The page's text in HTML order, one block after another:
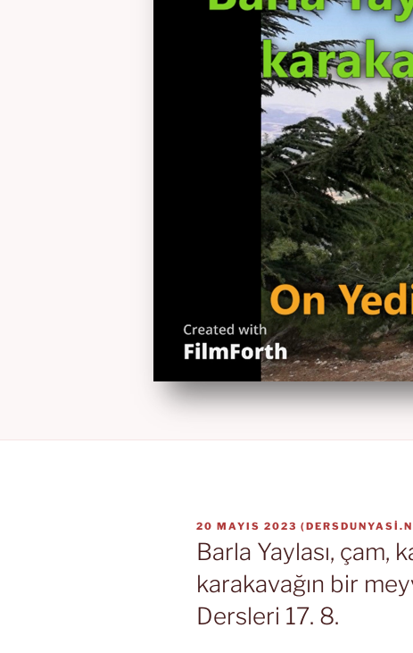
YAYIM
TARIHI
20 MAYIS 2023 (
Barla Yaylası, çam,
karakavağın bir
Dersleri 17. 8.